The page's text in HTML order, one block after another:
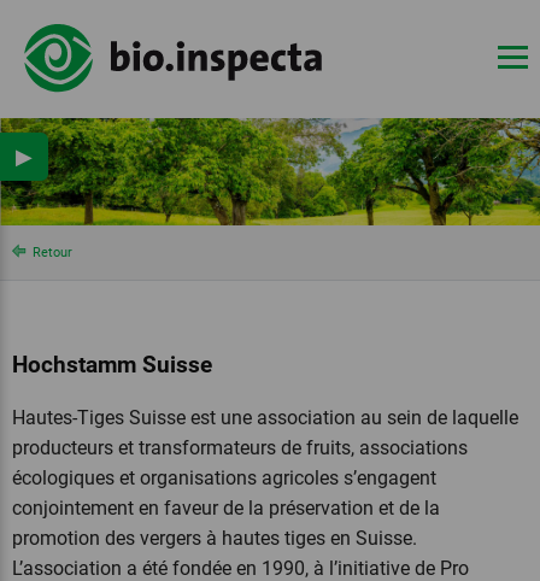
Retour
Hochstamm Suisse
Hautes-Tiges Suisse est une association au sein de laquelle
producteurs et transformateurs de fruits, associations
écologiques et organisations agricoles s’engagent
conjointement en faveur de la préservation et de la
promotion des vergers à hautes tiges en Suisse.
L’association a été fondée en 1990, à l’initiative de Pro
▶